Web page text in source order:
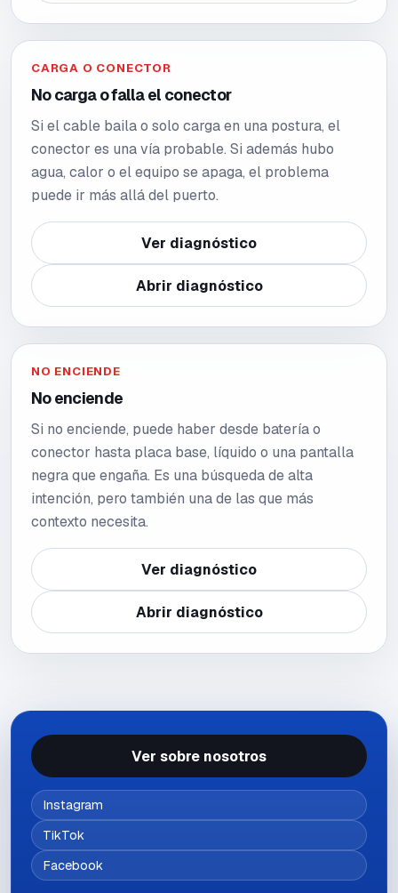
CARGA O CONECTOR
No carga o falla el conector
Si el cable baila o solo carga en una postura, el
conector es una vía probable. Si además hubo
agua, calor o el equipo se apaga, el problema
puede ir más allá del puerto.
Ver diagnóstico
Abrir diagnóstico
NO ENCIENDE
No enciende
Si no enciende, puede haber desde batería o
conector hasta placa base, líquido o una pantalla
negra que engaña. Es una búsqueda de alta
intención, pero también una de las que más
contexto necesita.
Ver diagnóstico
Abrir diagnóstico
Ver sobre nosotros
Instagram
TikTok
Facebook